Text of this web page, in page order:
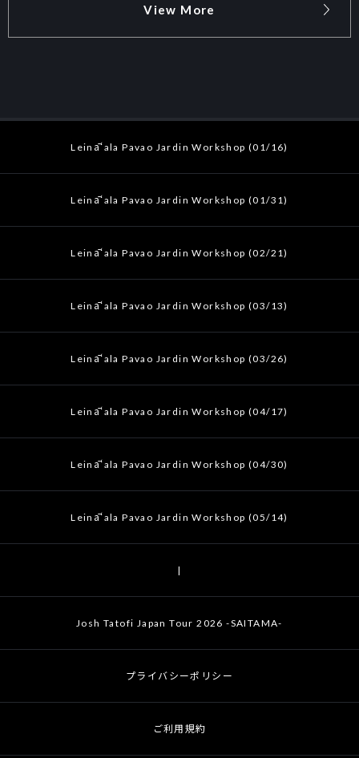
View More
Leināʻala Pavao Jardin Workshop (01/16)
Leināʻala Pavao Jardin Workshop (01/31)
Leināʻala Pavao Jardin Workshop (02/21)
Leināʻala Pavao Jardin Workshop (03/13)
Leināʻala Pavao Jardin Workshop (03/26)
Leināʻala Pavao Jardin Workshop (04/17)
Leināʻala Pavao Jardin Workshop (04/30)
Leināʻala Pavao Jardin Workshop (05/14)
|
Josh Tatofi Japan Tour 2026 -SAITAMA-
プライバシーポリシー
ご利用規約